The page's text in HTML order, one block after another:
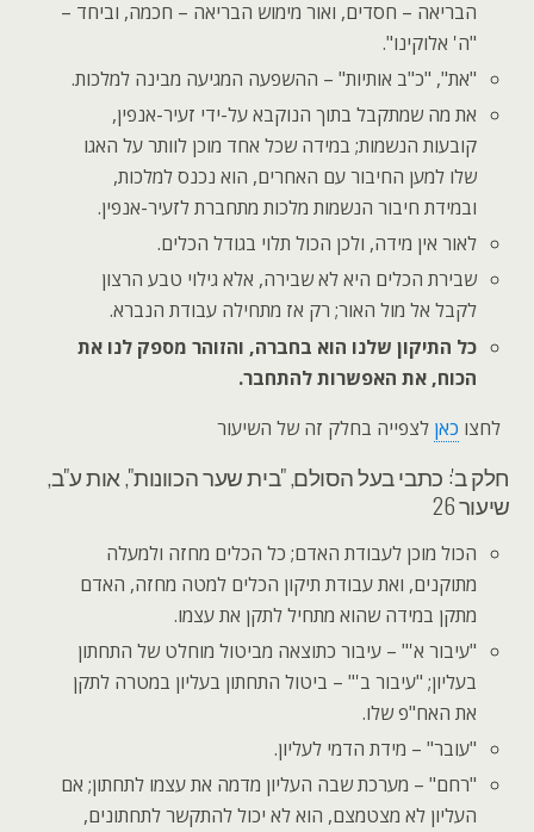
הבריאה – חסדים, ואור מימוש הבריאה – חכמה, וביחד –
"ה' אלוקינו".
"את", "כ"ב אותיות" – ההשפעה המגיעה מבינה למלכות.
את מה שמתקבל בתוך הנוקבא על-ידי זעיר-אנפין,
קובעות הנשמות; במידה שכל אחד מוכן לוותר על האגו
שלו למען החיבור עם האחרים, הוא נכנס למלכות,
ובמידת חיבור הנשמות מלכות מתחברת לזעיר-אנפין.
לאור אין מידה, ולכן הכול תלוי בגודל הכלים.
שבירת הכלים היא לא שבירה, אלא גילוי טבע הרצון
לקבל אל מול האור; רק אז מתחילה עבודת הנברא.
כל התיקון שלנו הוא בחברה, והזוהר מספק לנו את
הכוח, את האפשרות להתחבר.
לחצו כאן לצפייה בחלק זה של השיעור
חלק ב': כתבי בעל הסולם, "בית שער הכוונות", אות ע"ב,
שיעור 26
הכול מוכן לעבודת האדם; כל הכלים מחזה ולמעלה
מתוקנים, ואת עבודת תיקון הכלים למטה מחזה, האדם
מתקן במידה שהוא מתחיל לתקן את עצמו.
"עיבור א'" – עיבור כתוצאה מביטול מוחלט של התחתון
בעליון; "עיבור ב'" – ביטול התחתון בעליון במטרה לתקן
את האח"פ שלו.
"עובר" – מידת הדמי לעליון.
"רחם" – מערכת שבה העליון מדמה את עצמו לתחתון; אם
העליון לא מצטמצם, הוא לא יכול להתקשר לתחתונים,